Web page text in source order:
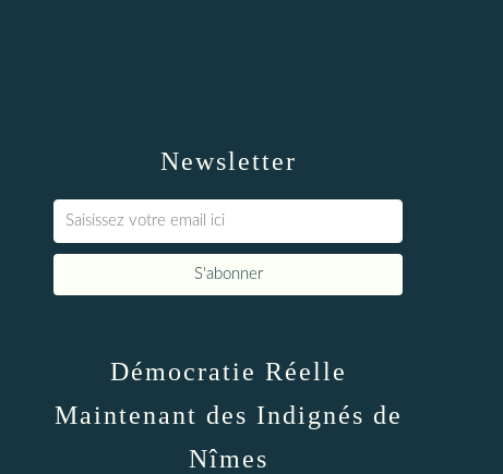
Newsletter
Démocratie Réelle
Maintenant des Indignés de
Nîmes